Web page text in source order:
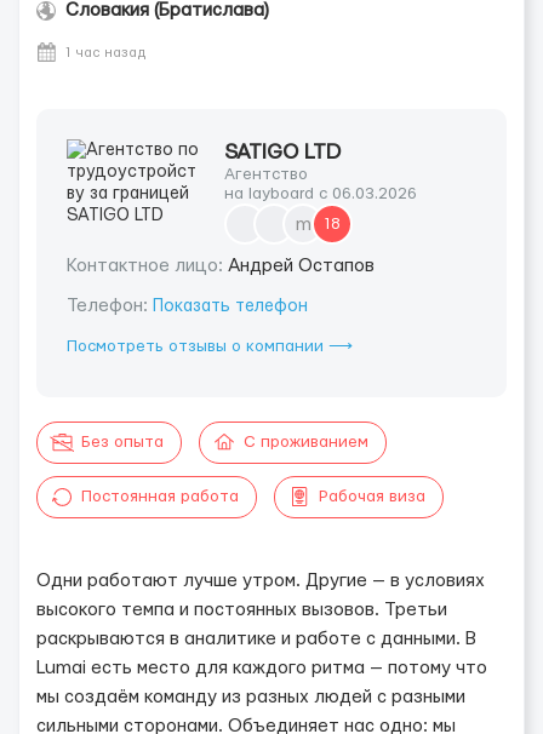
Словакия (Братислава)
1 час назад
SATIGO LTD
Агентство
на layboard с 06.03.2026
m 18
Контактное лицо: Aндрей Остапов
Телефон: Показать телефон
Посмотреть отзывы о компании ⟶
Без опыта С проживанием
Постоянная работа Рабочая виза
Одни работают лучше утром. Другие — в условиях
высокого темпа и постоянных вызовов. Третьи
раскрываются в аналитике и работе с данными. В
Lumai есть место для каждого ритма — потому что
мы создаём команду из разных людей с разными
сильными сторонами. Объединяет нас одно: мы